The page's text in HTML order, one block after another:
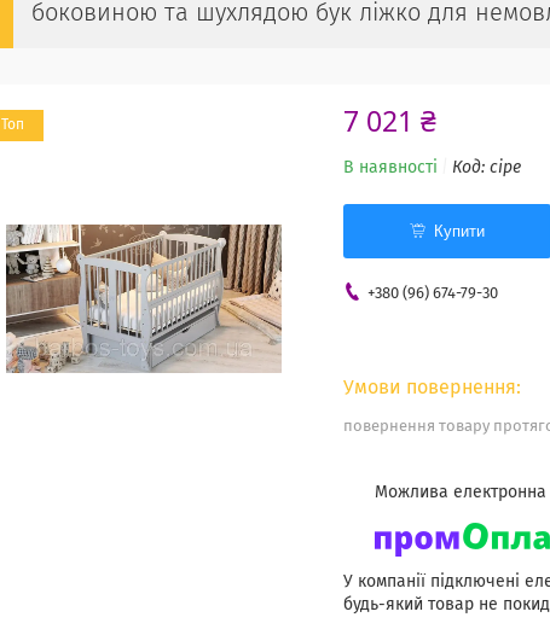
боковиною та шухлядою бук ліжко для
Топ 7 021 ₴
В наявності Код: сіре
Купити
+380 (96) 674-79-30
повернення товару
У компанії підключені
будь-який товар не